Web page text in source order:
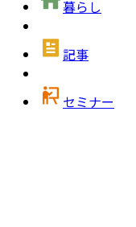
暮らし
記事
セミナー